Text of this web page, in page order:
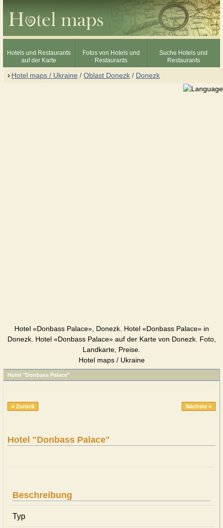
Hotels und Restaurants
auf der Karte
Fotos von Hotels und
Restaurants
Suche Hotels und
Restaurants
Hotel maps / Ukraine / Oblast Donezk / Donezk
Hotel «Donbass Palace», Donezk. Hotel «Donbass Palace» in
Donezk. Hotel «Donbass Palace» auf der Karte von Donezk. Foto,
Landkarte, Preise.
Hotel maps / Ukraine
Hotel "Donbass Palace"
« Zurück Nächste »
Hotel "Donbass Palace"
Beschreibung
Typ